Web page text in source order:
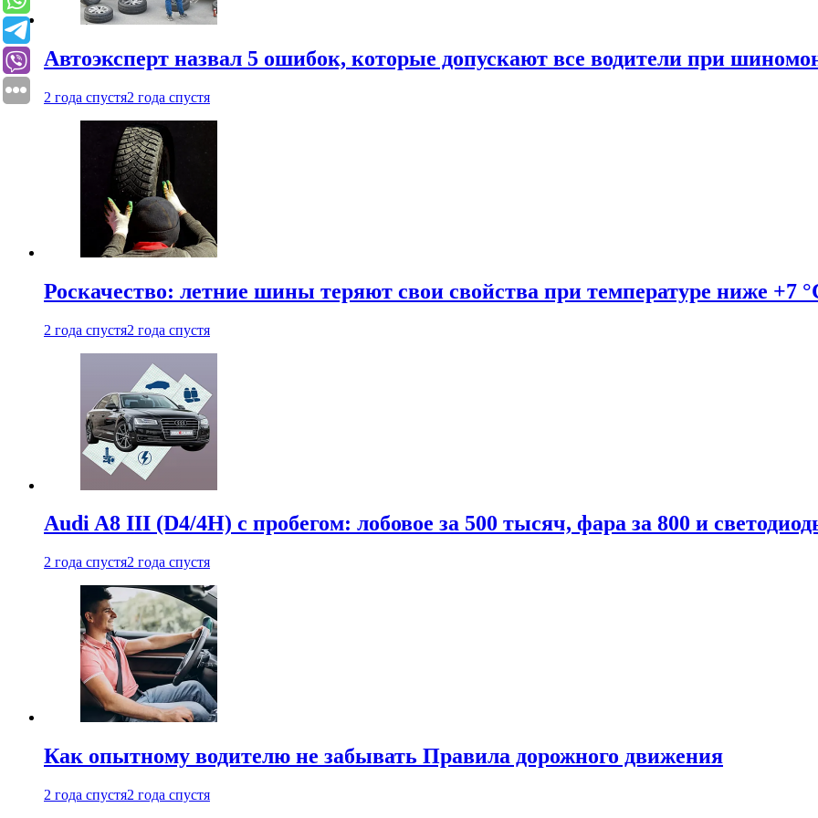
Автоэксперт назвал 5 ошибок, которые допускают все водители при
2 года спустя2 года спустя
Роскачество: летние шины теряют свои свойства при температуре ниже +7
2 года спустя2 года спустя
Audi A8 III (D4/4H) c пробегом: лобовое за 500 тысяч, фара за 800 и
2 года спустя2 года спустя
Как опытному водителю не забывать Правила дорожного движения
2 года спустя2 года спустя